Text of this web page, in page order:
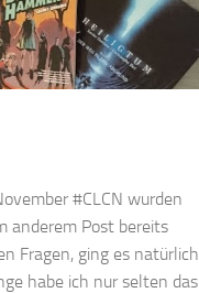
#CLCN wurden
anderem Post bereits
Fragen, ging es natürlich
habe ich nur selten das